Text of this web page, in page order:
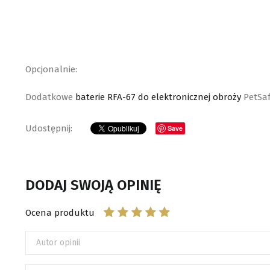
Opcjonalnie:
Dodatkowe baterie RFA-67 do elektronicznej obroży
Save
DODAJ SWOJĄ OPINIĘ
Ocena produktu
Autor opinii